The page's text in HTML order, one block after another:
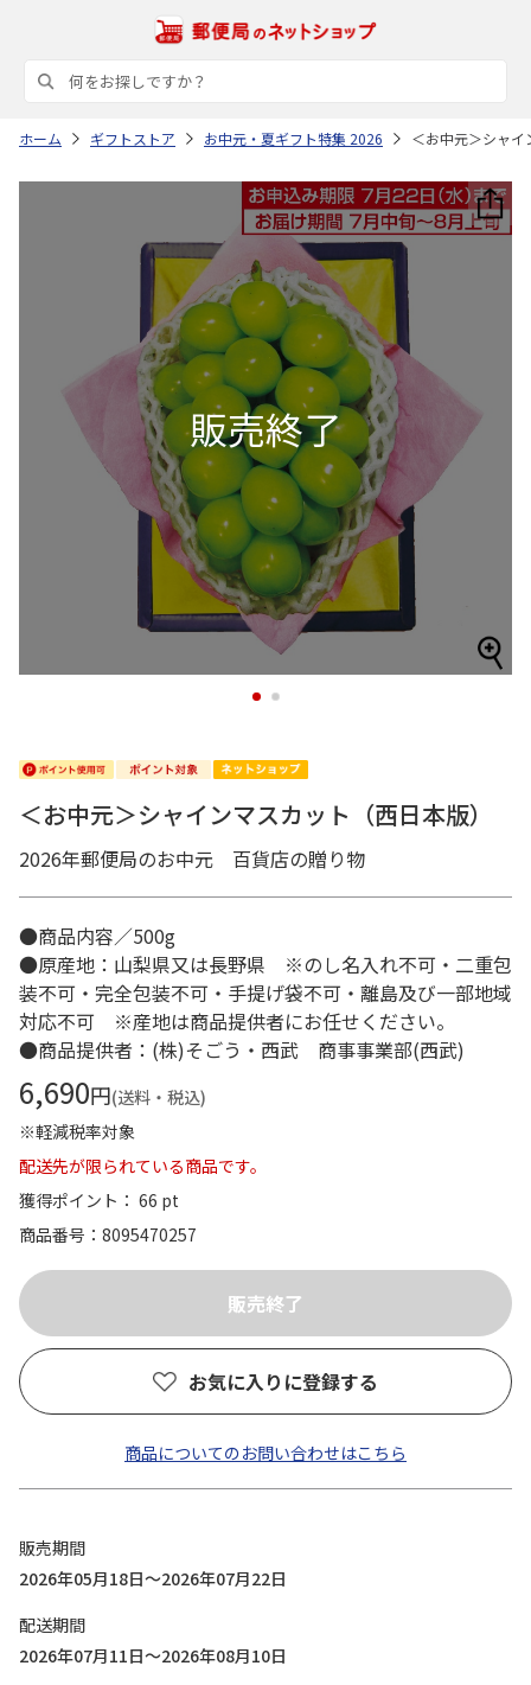
ホーム ギフトストア お中元・夏ギフト特集 2026 ＜お中元＞シャ
1 2
＜お中元＞シャインマスカット（西日本版）
2026年郵便局のお中元 百貨店の贈り物
●商品内容／500g
●原産地：山梨県又は長野県 ※のし名入れ不可・二重包
装不可・完全包装不可・手提げ袋不可・離島及び一部地域
対応不可 ※産地は商品提供者にお任せください。
●商品提供者：(株)そごう・西武 商事事業部(西武)
6,690円(送料・税込)
※軽減税率対象
配送先が限られている商品です。
獲得ポイント： 66 pt
商品番号
8095470257
お気に入りに登録する
商品についてのお問い合わせはこちら
販売期間
2026年05月18日～2026年07月22日
配送期間
2026年07月11日～2026年08月10日